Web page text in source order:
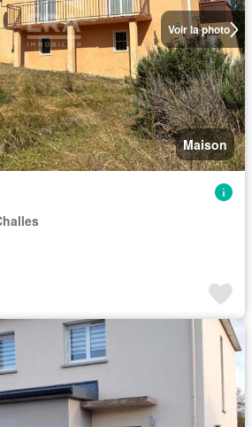
Voir la photo
Maison